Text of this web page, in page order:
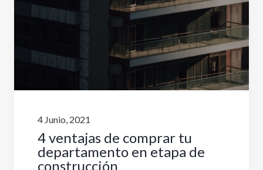
4 Junio, 2021
4 ventajas de comprar tu
departamento en etapa de
construcción